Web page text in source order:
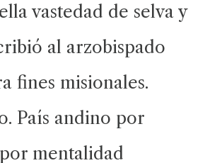
vastedad de selva y
al arzobispado
fines misionales.
País andino por
mentalidad